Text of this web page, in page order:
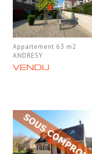
Appartement 63 m2
ANDRESY
VENDU